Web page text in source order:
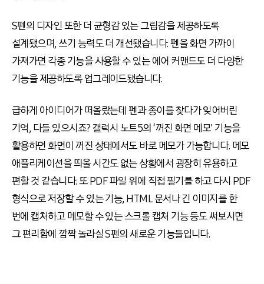
S펜의 디자인 또한 더 균형감 있는 그립감을 제공하도록
설계됐으며, 쓰기 능력도 더 개선됐습니다. 펜을 화면 가까이
가져가면 각종 기능을 사용할 수 있는 에어 커맨드도 더 다양한
기능을 제공하도록 업그레이드됐습니다.
급하게 아이디어가 떠올랐는데 펜과 종이를 찾다가 잊어버린
기억, 다들 있으시죠? 갤럭시 노트5의 ‘꺼진 화면 메모' 기능을
활용하면 화면이 꺼진 상태에서도 바로 메모가 가능합니다. 메모
애플리케이션을 띄울 시간도 없는 상황에서 굉장히 유용하고
편할 것 같습니다. 또 PDF 파일 위에 직접 필기를 하고 다시 PDF
형식으로 저장할 수 있는 기능, HTML 문서나 긴 이미지를 한
번에 캡처하고 메모할 수 있는 스크롤 캡처 기능 등도 써보시면
그 편리함에 깜짝 놀라실 S펜의 새로운 기능들입니다.